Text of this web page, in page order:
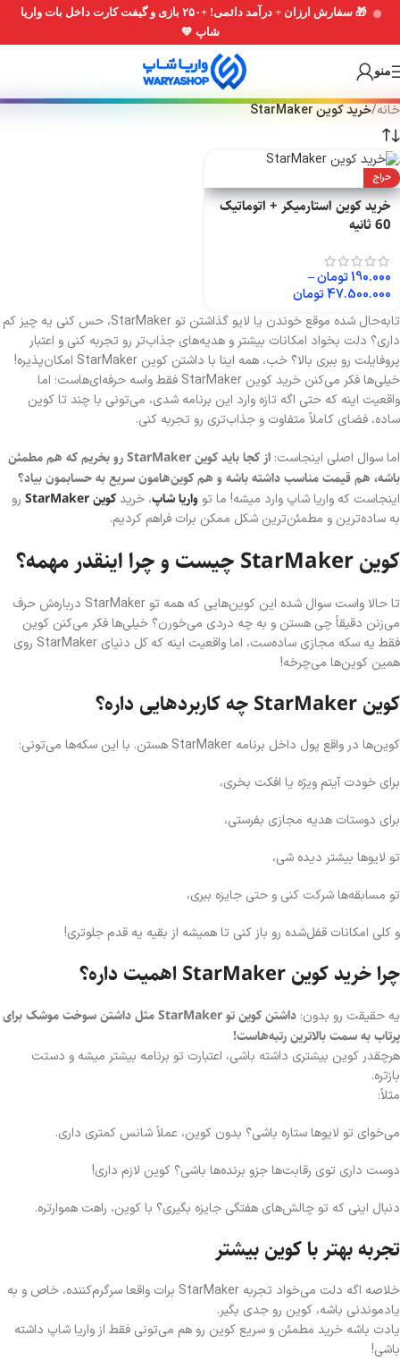
Skip
Skip
content
🎁 سفارش ارزان + درآمد دائمی! +۲۵۰ بازی و گیفت کارت داخل بات واریا
شاپ 💙
منو
خانه/خرید کوین StarMaker
حراج
خرید کوین استارمیکر + اتوماتیک
60 ثانیه
190.000تومان–
47.500.000تومان
تابه‌حال شده موقع خوندن یا لایو گذاشتن تو StarMaker، حس کنی یه چیز کم
داری؟ دلت بخواد امکانات بیشتر و هدیه‌های جذاب‌تر رو تجربه کنی و اعتبار
پروفایلت رو ببری بالا؟ خب، همه اینا با داشتن کوین StarMaker امکان‌پذیره!
خیلی‌ها فکر می‌کنن خرید کوین StarMaker فقط واسه حرفه‌ای‌هاست؛ اما
واقعیت اینه که حتی اگه تازه وارد این برنامه شدی، می‌تونی با چند تا کوین
ساده، فضای کاملاً متفاوت و جذاب‌تری رو تجربه کنی.
اما سوال اصلی اینجاست:
از کجا باید کوین StarMaker رو بخریم که هم مطمئن
باشه، هم قیمت مناسب داشته باشه و هم کوین‌هامون سریع به حسابمون بیاد؟
اینجاست که واریا شاپ وارد میشه! ما تو واریا شاپ، خریدکوین StarMaker
رو
به ساده‌ترین و مطمئن‌ترین شکل ممکن برات فراهم کردیم.
کوین StarMaker چیست و چرا اینقدر مهمه؟
تا حالا واست سوال شده این کوین‌هایی که همه تو StarMaker درباره‌ش حرف
می‌زنن دقیقاً چی هستن و به چه دردی می‌خورن؟ خیلی‌ها فکر می‌کنن کوین
فقط یه سکه مجازی ساده‌ست، اما واقعیت اینه که کل دنیای StarMaker روی
همین کوین‌ها می‌چرخه!
کوین StarMaker چه کاربردهایی داره؟
کوین‌ها در واقع پول داخل برنامه StarMaker هستن. با این سکه‌ها می‌تونی:
برای خودت آیتم ویژه یا افکت بخری،
برای دوستات هدیه مجازی بفرستی،
تو لایوها بیشتر دیده شی،
تو مسابقه‌ها شرکت کنی و حتی جایزه ببری،
و کلی امکانات قفل‌شده رو باز کنی تا همیشه از بقیه یه قدم جلوتری!
چرا خرید کوین StarMaker اهمیت داره؟
یه حقیقت رو بدون:
داشتن کوین تو StarMaker مثل داشتن سوخت موشک برای
پرتاب به سمت بالاترین رتبه‌هاست!
هرچقدر کوین بیشتری داشته باشی، اعتبارت تو برنامه بیشتر میشه و دستت
بازتره.
مثلاً:
می‌خوای تو لایوها ستاره باشی؟ بدون کوین، عملاً شانس کمتری داری.
دوست داری توی رقابت‌ها جزو برنده‌ها باشی؟ کوین لازم داری!
دنبال اینی که تو چالش‌های هفتگی جایزه بگیری؟ با کوین، راهت هموارتره.
تجربه بهتر با کوین بیشتر
خلاصه اگه دلت می‌خواد تجربه StarMaker برات واقعا سرگرم‌کننده، خاص و به
یادموندنی باشه، کوین رو جدی بگیر.
یادت باشه خرید مطمئن و سریع کوین رو هم می‌تونی فقط از واریا شاپ داشته
باشی!